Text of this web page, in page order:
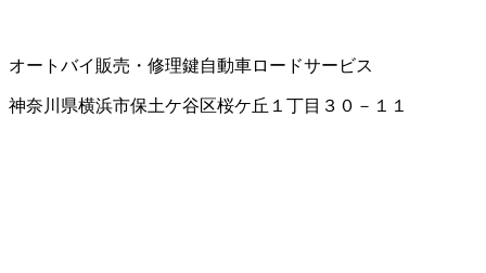
オートバイ販売・修理鍵自動車ロードサービス
神奈川県横浜市保土ケ谷区桜ケ丘１丁目３０－１１